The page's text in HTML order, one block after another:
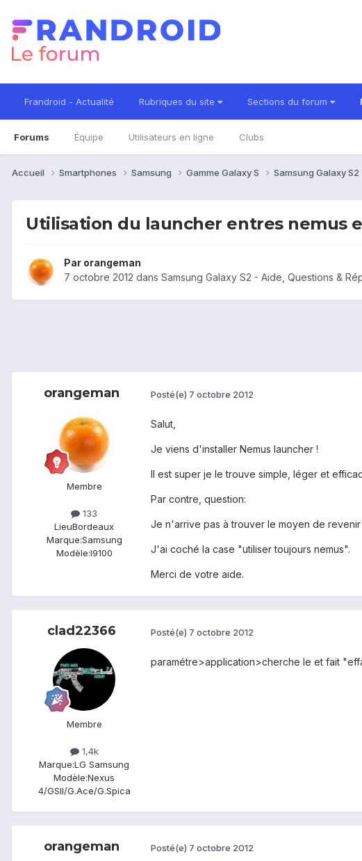
Frandroid - Actualité Rubriques du site Sections du forum
Forums Équipe Utilisateurs en ligne Clubs
Accueil Smartphones Samsung Gamme Galaxy S Samsung Galaxy S2
Utilisation du launcher entres nemus
Par orangeman
7 octobre 2012 dans Samsung Galaxy S2 - Aide, Questions &
orangeman
Membre
133
LieuBordeaux
Marque:Samsung
Modèle:I9100
Posté(e) 7 octobre 2012
Salut,
Je viens d'installer Nemus launcher !
Il est super je le trouve simple, léger et
Par contre, question:
Je n'arrive pas à trouver le moyen de
J'ai coché la case "utiliser toujours nemus".
Merci de votre aide.
clad22366
Membre
1,4k
Marque:LG Samsung
Modèle:Nexus
4/GSII/G.Ace/G.Spica
Posté(e) 7 octobre 2012
paramétre>application>cherche le et fait
orangeman Posté(e) 7 octobre 2012